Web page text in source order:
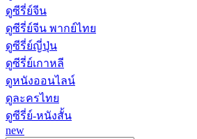
ดูซีรี่ย์จีน
ดูซีรี่ย์จีน พากย์ไทย
ดูซีรี่ย์ญี่ปุ่น
ดูซีรี่ย์เกาหลี
ดูหนังออนไลน์
ดูละครไทย
ดูซีรี่ย์-หนังสั้น
new